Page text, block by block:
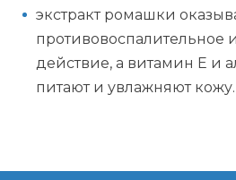
экстракт ромашки
противовоспалительное
действие, а витамин Е и
питают и увлажняют кожу.